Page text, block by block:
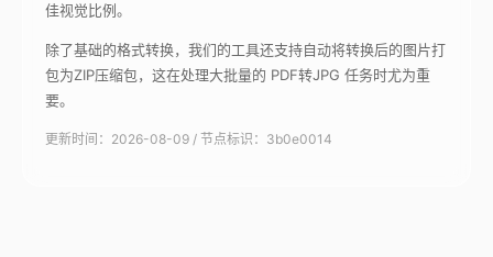
佳视觉比例。
除了基础的格式转换，我们的工具还支持自动将转换后的图片打
包为ZIP压缩包，这在处理大批量的 PDF转JPG 任务时尤为重
要。
更新时间：2026-08-09 / 节点标识：3b0e0014